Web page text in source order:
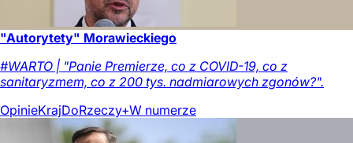
"Autorytety" Morawieckiego
#WARTO | "Panie Premierze, co z COVID-19, co z
sanitaryzmem, co z 200 tys. nadmiarowych zgonów?".
OpinieKrajDoRzeczy+W numerze